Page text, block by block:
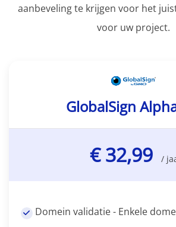
aanbeveling te krijgen voor het
voor uw project.
GlobalSign
€ 32,99 /
Domein validatie - Enkele